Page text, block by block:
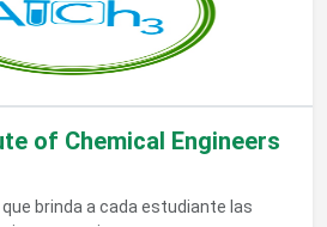
of Chemical Engineers
brinda a cada estudiante las